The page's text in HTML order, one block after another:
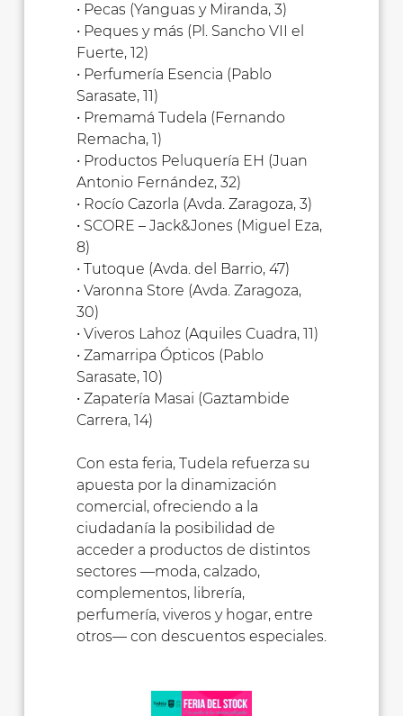
• Pecas (Yanguas y Miranda, 3)
• Peques y más (Pl. Sancho VII el
Fuerte, 12)
• Perfumería Esencia (Pablo
Sarasate, 11)
• Premamá Tudela (Fernando
Remacha, 1)
• Productos Peluquería EH (Juan
Antonio Fernández, 32)
• Rocío Cazorla (Avda. Zaragoza, 3)
• SCORE – Jack&Jones (Miguel Eza,
8)
• Tutoque (Avda. del Barrio, 47)
• Varonna Store (Avda. Zaragoza,
30)
• Viveros Lahoz (Aquiles Cuadra, 11)
• Zamarripa Ópticos (Pablo
Sarasate, 10)
• Zapatería Masai (Gaztambide
Carrera, 14)
Con esta feria, Tudela refuerza su
apuesta por la dinamización
comercial, ofreciendo a la
ciudadanía la posibilidad de
acceder a productos de distintos
sectores —moda, calzado,
complementos, librería,
perfumería, viveros y hogar, entre
otros— con descuentos especiales.